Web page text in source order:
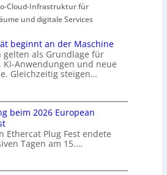
Cloud-Infrastruktur für
und digitale Services
beginnt an der Maschine
gelten als Grundlage für
KI-Anwendungen und neue
Gleichzeitig steigen…
beim 2026 European
Ethercat Plug Fest endete
Tagen am 15.…